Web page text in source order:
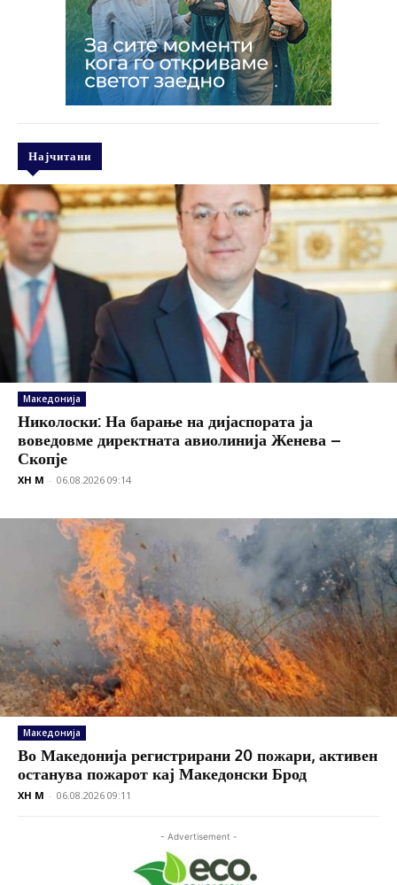
Најчитани
Македонија
Николоски: На барање на дијаспората ја
воведовме директната авиолинија Женева –
Скопје
XH M - 06.08.2026 09:14
Македонија
Во Македонија регистрирани 20 пожари, активен
останува пожарот кај Македонски Брод
XH M - 06.08.2026 09:11
- Advertisement -